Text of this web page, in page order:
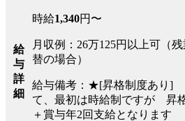
給
与
詳
細
時給1,340円〜
月収例：26万125円以上可（
替の場合）
給与備考：★[昇格制度あり]
て、最初は時給制ですが 昇
＋賞与年2回支給となります